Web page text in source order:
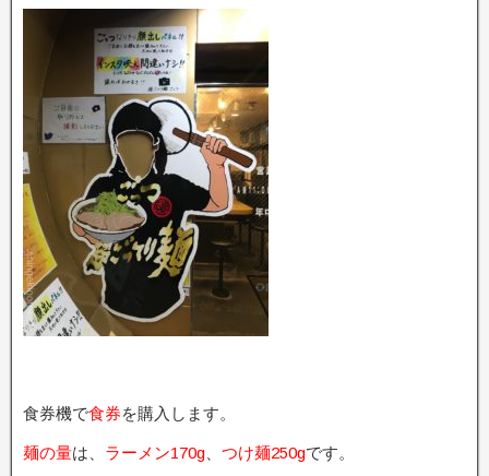
食券機で食券を購入します。
麺の量は、 ラーメン170g つけ麺250gです。